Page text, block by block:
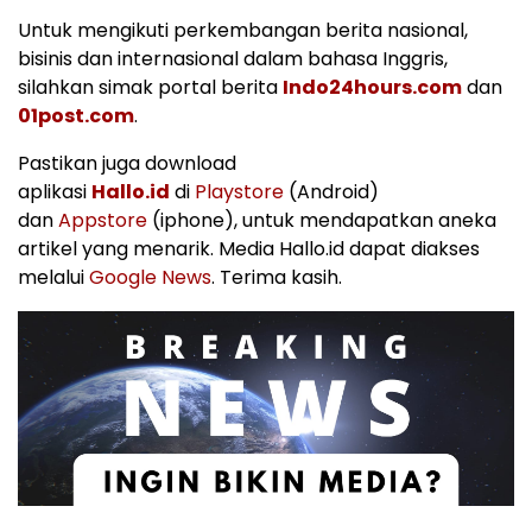
Untuk mengikuti perkembangan berita nasional,
bisinis dan internasional dalam bahasa Inggris,
silahkan simak portal berita Indo24hours.comdan
01post.com.
Pastikan juga download
aplikasi Hallo.id di Playstore (Android)
danAppstore (iphone), untuk mendapatkan aneka
artikel yang menarik. Media Hallo.id dapat diakses
melaluiGoogle News. Terima kasih.